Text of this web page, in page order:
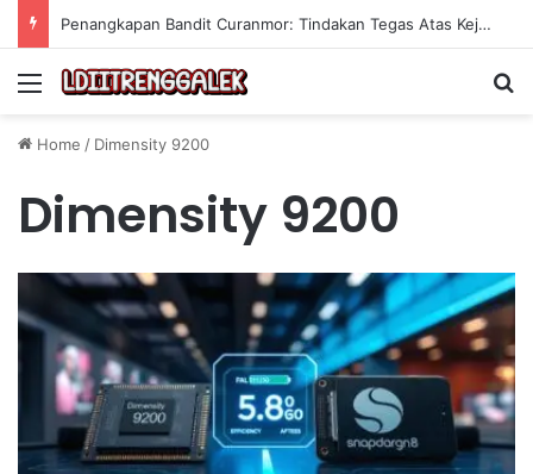
Penangkapan Bandit Curanmor: Tindakan Tegas Atas Kejahatan Sepeda Motor
Menu
Home / Dimensity 9200
Dimensity 9200